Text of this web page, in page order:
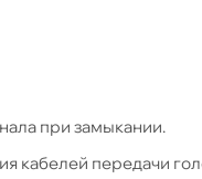
при замыкании.
передачи